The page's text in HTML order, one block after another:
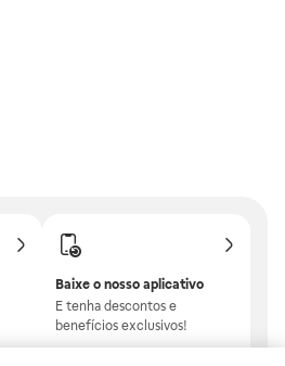
Baixe o nosso aplicativo
E tenha descontos e
benefícios exclusivos!